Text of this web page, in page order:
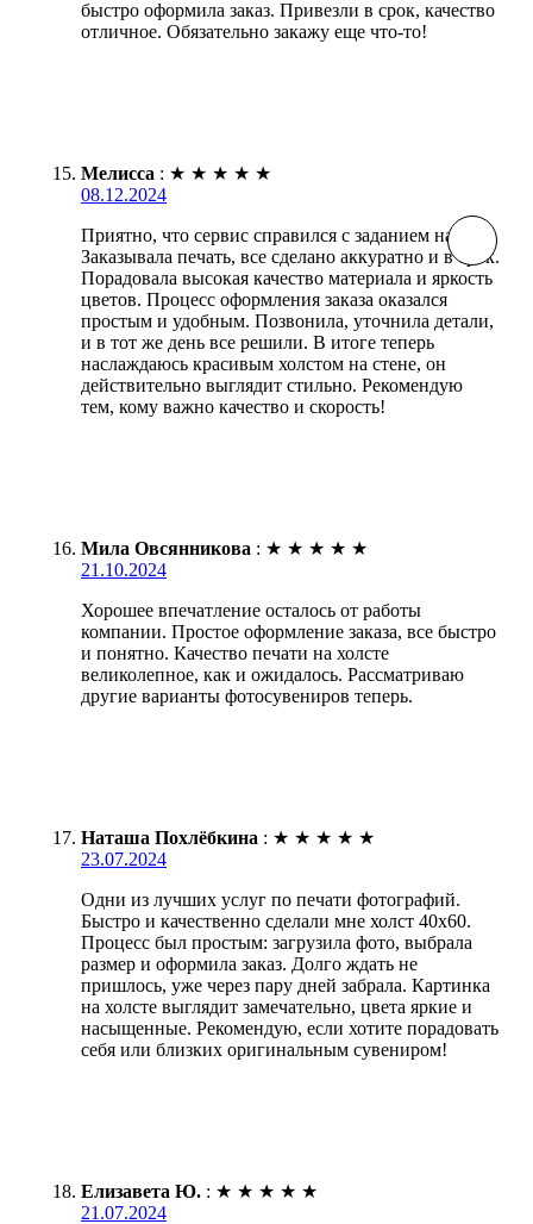
быстро оформила заказ. Привезли в срок, качество
отличное. Обязательно закажу еще что-то!
Мелисса : ★ ★ ★ ★ ★
08.12.2024
Приятно, что сервис справился с заданием на ура.
Заказывала печать, все сделано аккуратно и в срок.
Порадовала высокая качество материала и яркость
цветов. Процесс оформления заказа оказался
простым и удобным. Позвонила, уточнила детали,
и в тот же день все решили. В итоге теперь
наслаждаюсь красивым холстом на стене, он
действительно выглядит стильно. Рекомендую
тем, кому важно качество и скорость!
Мила Овсянникова : ★ ★ ★ ★ ★
21.10.2024
Хорошее впечатление осталось от работы
компании. Простое оформление заказа, все быстро
и понятно. Качество печати на холсте
великолепное, как и ожидалось. Рассматриваю
другие варианты фотосувениров теперь.
Наташа Похлёбкина : ★ ★ ★ ★ ★
23.07.2024
Одни из лучших услуг по печати фотографий.
Быстро и качественно сделали мне холст 40х60.
Процесс был простым: загрузила фото, выбрала
размер и оформила заказ. Долго ждать не
пришлось, уже через пару дней забрала. Картинка
на холсте выглядит замечательно, цвета яркие и
насыщенные. Рекомендую, если хотите порадовать
себя или близких оригинальным сувениром!
Елизавета Ю. : ★ ★ ★ ★ ★
21.07.2024